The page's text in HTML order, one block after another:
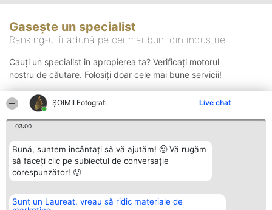
ȘOIMII Fotografi Live chat
03:00
Bună, suntem încântați să vă ajutăm! 🙂 Vă rugăm
să faceți clic pe subiectul de conversație
corespunzător! 🙂
Sunt un Laureat, vreau să ridic materiale de
Gasește un specialist
Ranking-ul îi adună pe cei mai buni din industrie
Cauți un specialist in apropierea ta? Verificați motorul
nostru de căutare. Folosiți doar cele mai bune servicii!
Organizator Ranking Plebiscyt Contact